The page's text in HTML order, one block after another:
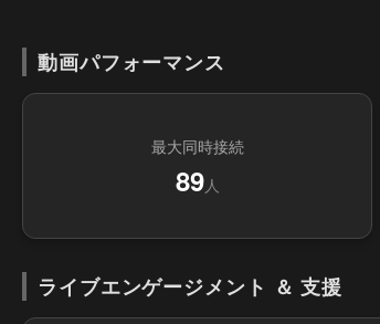
動画パフォーマンス
最大同時接続
89人
ライブエンゲージメント ＆ 支援